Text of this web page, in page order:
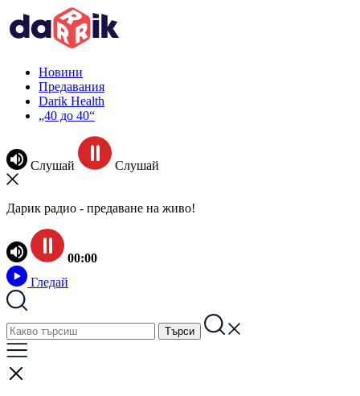
Новини
Предавания
Darik Health
„40 до 40“
Слушай Слушай
Дарик радио - предаване на живо!
00:00
Гледай